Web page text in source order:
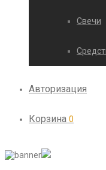
Свечи
Авторизация
Корзина 0